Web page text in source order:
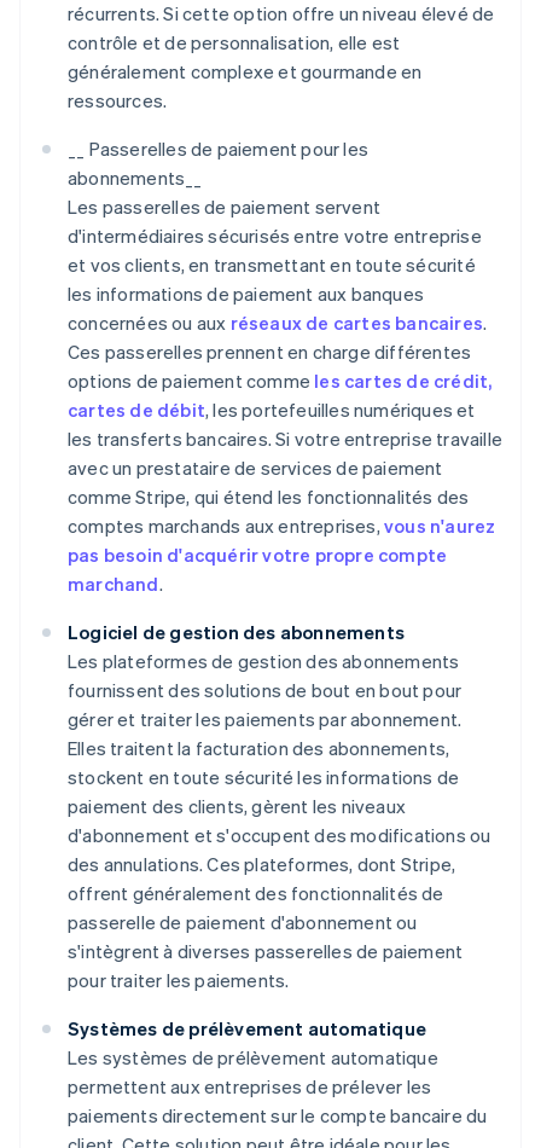
récurrents. Si cette option offre un niveau élevé de
contrôle et de personnalisation, elle est
généralement complexe et gourmande en
ressources.
__ Passerelles de paiement pour les
abonnements__
Les passerelles de paiement servent
d'intermédiaires sécurisés entre votre entreprise
et vos clients, en transmettant en toute sécurité
les informations de paiement aux banques
concernées ou aux réseaux de cartes bancaires.
Ces passerelles prennent en charge différentes
options de paiement comme les cartes de crédit,
cartes de débit, les portefeuilles numériques et
les transferts bancaires. Si votre entreprise travaille
avec un prestataire de services de paiement
comme Stripe, qui étend les fonctionnalités des
comptes marchands aux entreprises, vous n'aurez
pas besoin d'acquérir votre propre compte
marchand.
Logiciel de gestion des abonnements
Les plateformes de gestion des abonnements
fournissent des solutions de bout en bout pour
gérer et traiter les paiements par abonnement.
Elles traitent la facturation des abonnements,
stockent en toute sécurité les informations de
paiement des clients, gèrent les niveaux
d'abonnement et s'occupent des modifications ou
des annulations. Ces plateformes, dont Stripe,
offrent généralement des fonctionnalités de
passerelle de paiement d'abonnement ou
s'intègrent à diverses passerelles de paiement
pour traiter les paiements.
Systèmes de prélèvement automatique
Les systèmes de prélèvement automatique
permettent aux entreprises de prélever les
paiements directement sur le compte bancaire du